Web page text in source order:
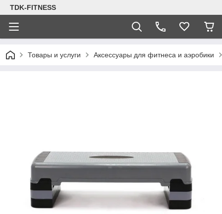
TDK-FITNESS
Товары и услуги Аксессуары для фитнеса и аэробики